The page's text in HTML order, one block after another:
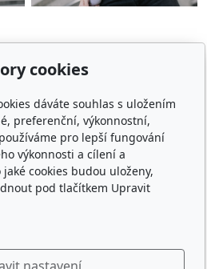
cookies
dáváte souhlas s uložením
preferenční, výkonnostní,
pro lepší fungování
výkonnosti a cílení a
cookies budou uloženy,
pod tlačítkem Upravit